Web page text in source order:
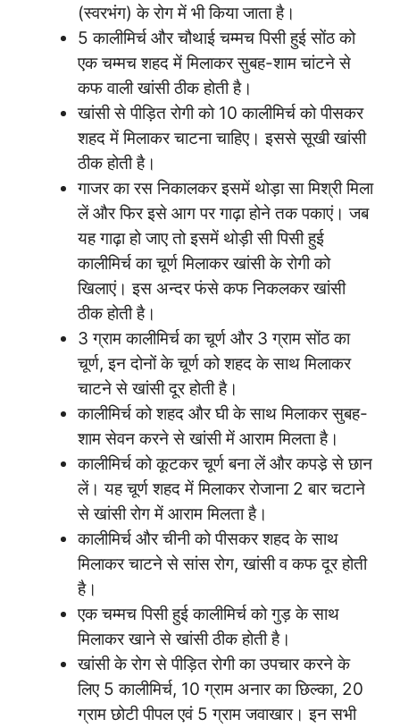
(स्वरभंग) के रोग में भी किया जाता है।
5 कालीमिर्च और चौथाई चम्मच पिसी हुई सोंठ को
एक चम्मच शहद में मिलाकर सुबह-शाम चांटने से
कफ वाली खांसी ठीक होती है।
खांसी से पीड़ित रोगी को 10 कालीमिर्च को पीसकर
शहद में मिलाकर चाटना चाहिए। इससे सूखी खांसी
ठीक होती है।
गाजर का रस निकालकर इसमें थोड़ा सा मिश्री मिला
लें और फिर इसे आग पर गाढ़ा होने तक पकाएं। जब
यह गाढ़ा हो जाए तो इसमें थोड़ी सी पिसी हुई
कालीमिर्च का चूर्ण मिलाकर खांसी के रोगी को
खिलाएं। इस अन्दर फंसे कफ निकलकर खांसी
ठीक होती है।
3 ग्राम कालीमिर्च का चूर्ण और 3 ग्राम सोंठ का
चूर्ण, इन दोनों के चूर्ण को शहद के साथ मिलाकर
चाटने से खांसी दूर होती है।
कालीमिर्च को शहद और घी के साथ मिलाकर सुबह-
शाम सेवन करने से खांसी में आराम मिलता है।
कालीमिर्च को कूटकर चूर्ण बना लें और कपडे़ से छान
लें। यह चूर्ण शहद में मिलाकर रोजाना 2 बार चटाने
से खांसी रोग में आराम मिलता है।
कालीमिर्च और चीनी को पीसकर शहद के साथ
मिलाकर चाटने से सांस रोग, खांसी व कफ दूर होती
है।
एक चम्मच पिसी हुई कालीमिर्च को गुड़ के साथ
मिलाकर खाने से खांसी ठीक होती है।
खांसी के रोग से पीड़ित रोगी का उपचार करने के
लिए 5 कालीमिर्च, 10 ग्राम अनार का छिल्का, 20
ग्राम छोटी पीपल एवं 5 ग्राम जवाखार। इन सभी